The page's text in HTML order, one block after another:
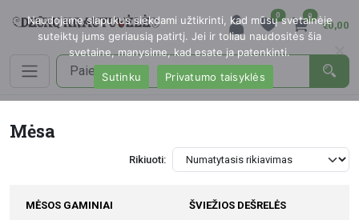
0 0
€0,00
Mėsa
Rikiuoti:
MĖSOS GAMINIAI
ŠVIEŽIOS DEŠRELĖS
Naudojame slapukus siekdami užtikrinti, kad mūsų svetainėje
suteiktų jums geriausią patirtį. Jei ir toliau naudositės šia
svetaine, manysime, kad esate ja patenkinti.
Sutinku
Privatumo taisyklės